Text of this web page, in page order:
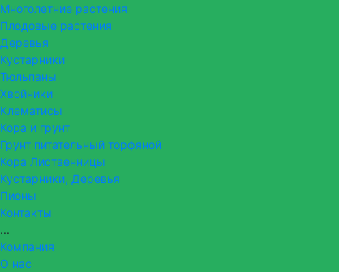
Многолетние растения
Плодовые растения
Деревья
Кустарники
Тюльпаны
Хвойники
Клематисы
Кора и грунт
Грунт питательный торфяной
Кора Лиственницы
Кустарники, Деревья
Пионы
Контакты
...
Компания
О нас